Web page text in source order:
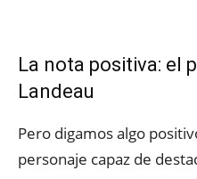
La nota positiva: el
Landeau
Pero digamos algo
personaje capaz de